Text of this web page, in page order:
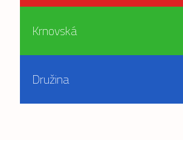
Krnovská
Družina